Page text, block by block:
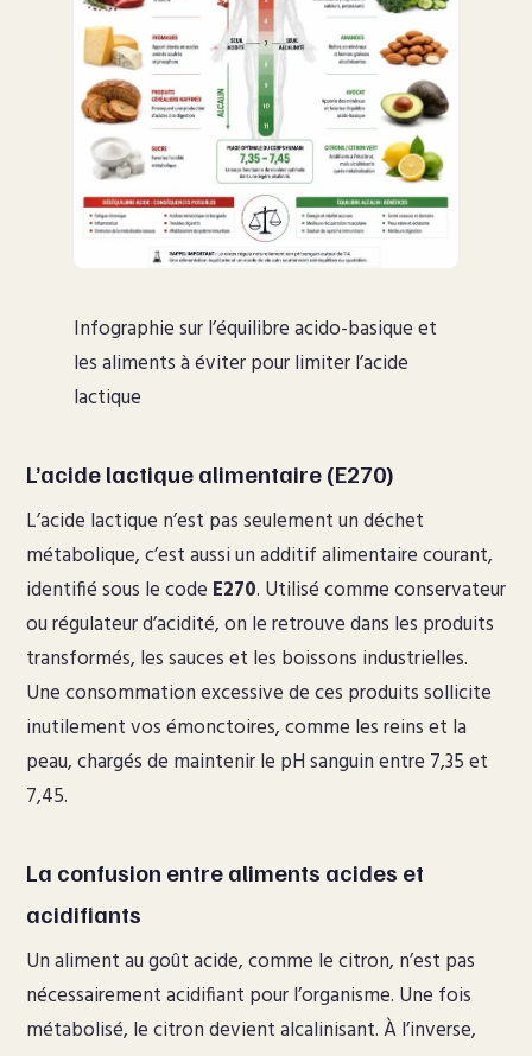
Infographie sur l’équilibre acido-basique et
les aliments à éviter pour limiter l’acide
lactique
L’acide lactique alimentaire (E270)
L’acide lactique n’est pas seulement un déchet
métabolique, c’est aussi un additif alimentaire courant,
identifié sous le code E270. Utilisé comme conservateur
ou régulateur d’acidité, on le retrouve dans les produits
transformés, les sauces et les boissons industrielles.
Une consommation excessive de ces produits sollicite
inutilement vos émonctoires, comme les reins et la
peau, chargés de maintenir le pH sanguin entre 7,35 et
7,45.
La confusion entre aliments acides et
acidifiants
Un aliment au goût acide, comme le citron, n’est pas
nécessairement acidifiant pour l’organisme. Une fois
métabolisé, le citron devient alcalinisant. À l’inverse,